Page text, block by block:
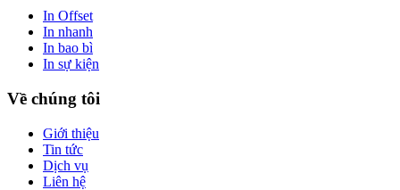
In Offset
In nhanh
In bao bì
In sự kiện
Về chúng tôi
Giới thiệu
Tin tức
Dịch vụ
Liên hệ